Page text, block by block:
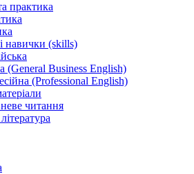
практика
навички (skills)
(General Business English)
(Professional English)
читання